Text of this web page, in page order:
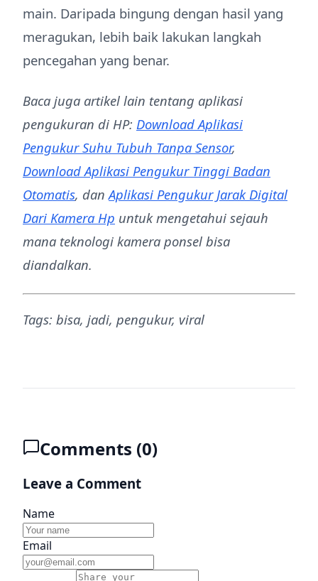
main. Daripada bingung dengan hasil yang
meragukan, lebih baik lakukan langkah
pencegahan yang benar.
Baca juga artikel lain tentang aplikasi
pengukuran di HP: Download Aplikasi
Pengukur Suhu Tubuh Tanpa Sensor,
Download Aplikasi Pengukur Tinggi Badan
Otomatis, danAplikasi Pengukur Jarak Digital
Dari Kamera Hp untuk mengetahui sejauh
mana teknologi kamera ponsel bisa
diandalkan.
Tags: bisa, jadi, pengukur, viral
Comments (0)
Leave a Comment
Name
Email